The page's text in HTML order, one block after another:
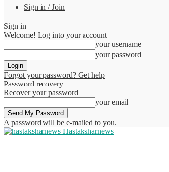
Sign in / Join
Sign in
Welcome! Log into your account
your username
your password
Forgot your password? Get help
Password recovery
Recover your password
your email
A password will be e-mailed to you.
Hastaksharnews